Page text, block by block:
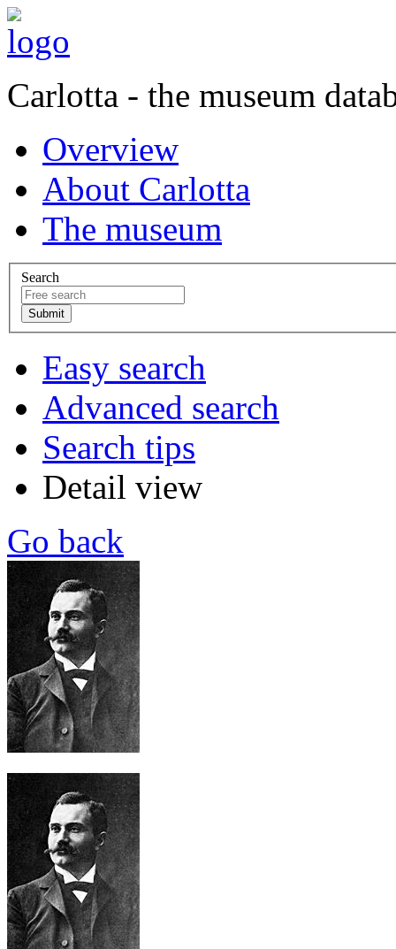
Carlotta - the museum
Overview
About Carlotta
The museum
Search
Easy search
Advanced search
Search tips
Detail view
Go back